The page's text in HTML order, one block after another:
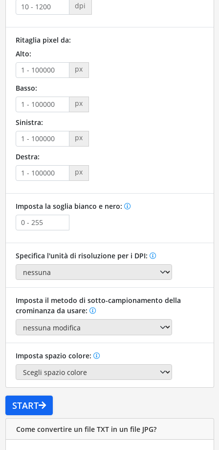
dpi
Ritaglia pixel da:
Alto:
px
Basso:
px
Sinistra:
px
Destra:
px
Imposta la soglia bianco e nero:
Specifica l'unità di risoluzione per i DPI:
Imposta il metodo di sotto-campionamento della
crominanza da usare:
Imposta spazio colore:
START
Come convertire un file TXT in un file JPG?